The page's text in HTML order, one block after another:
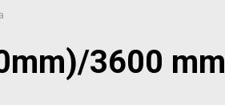
3600 mm